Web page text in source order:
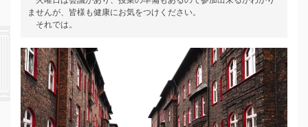
ませんが、皆様も健康にお気をつけください。
それでは。